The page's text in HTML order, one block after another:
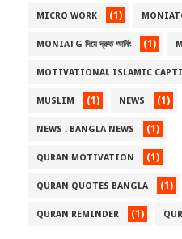
MICRO WORK (1)
MONIATG দিয়ে দ্রুত আর্নিং (1)
MOTIVATIONAL ISLAMIC
MUSLIM (1) NEWS (1)
NEWS . BANGLA NEWS (1)
QURAN MOTIVATION (1)
QURAN QUOTES BANGLA (1)
QURAN REMINDER (1)